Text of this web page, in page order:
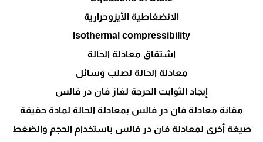
الانضغاطية الأيزوحرارية
Isothermal compressibility
اشتقاق معادلة الحالة
معادلة الحالة لصلب وسائل
إيجاد الثوابت الحرجة لغاز فان در فالس
مقانة معادلة فان در فالس بمعادلة الحالة لمادة حقيقة
صيغة أخرى لمعادلة فان در فالس باستخدام الحجم والضغط